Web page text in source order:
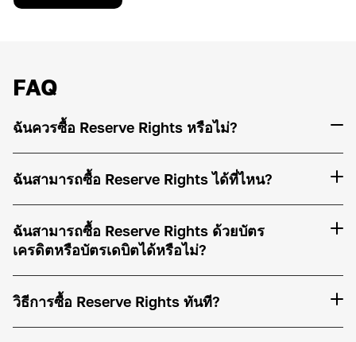
FAQ
ฉันควรซื้อ Reserve Rights หรือไม่?
ฉันสามารถซื้อ Reserve Rights ได้ที่ไหน?
ฉันสามารถซื้อ Reserve Rights ด้วยบัตร
เครดิตหรือบัตรเดบิตได้หรือไม่?
วิธีการซื้อ Reserve Rights ทันที?